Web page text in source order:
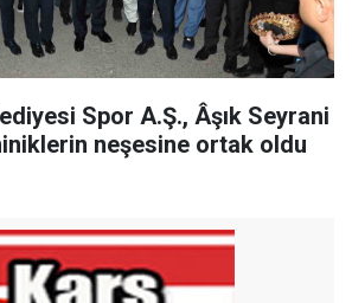
Spor A.Ş., Âşık Seyrani
neşesine ortak oldu